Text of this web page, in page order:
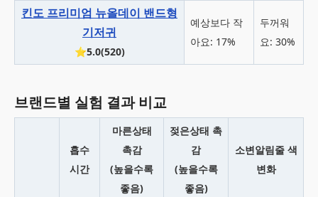
킨도 프리미엄 뉴올데이 밴드형
기저귀
⭐5.0(520)
예상보다 작
아요: 17%
두꺼워
요: 30%
브랜드별 실험 결과 비교
흡수
시간
마른상태
촉감
(높을수록
좋음)
젖은상태 촉
감
(높을수록
좋음)
소변알림줄 색
변화